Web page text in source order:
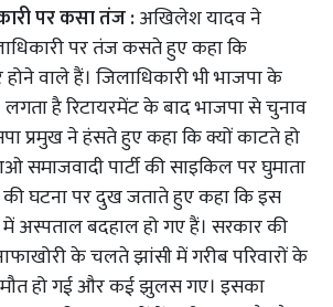
पर कसा तंज :अखिलेश यादव ने
पर तंज कसते हुए कहा कि
होने वाले हैं। जिलाधिकारी भी भाजपा के
लगता है रिटायरमेंट के बाद भाजपा से चुनाव
प्रमुख ने हंसते हुए कहा कि क्यों काटते हो
पार्टी की साइकिल पर घुमाता
घटना पर दुख जताते हुए कहा कि इस
अस्पताल बदहाल हो गए हैं। सरकार की
के चलते झांसी में गरीब परिवारों के
हो गई और कई झुलस गए। इसका